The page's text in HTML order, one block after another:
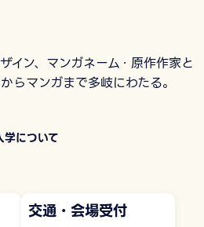
イン、マンガネーム・原作作家と
らマンガまで多岐にわたる。
について
交通・会場受付